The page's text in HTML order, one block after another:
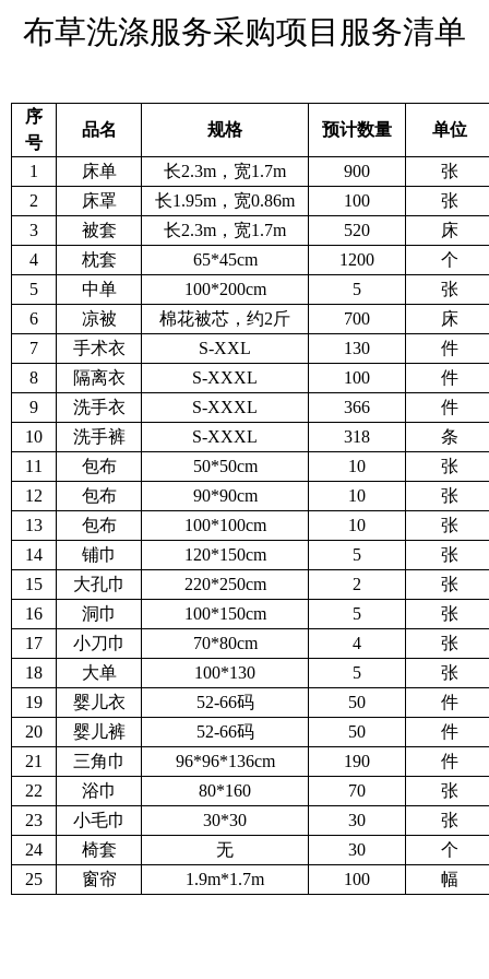
布草洗涤服务采购项目服务清单
序
号
品名 规格 预计数量 单位
1 床单 长2.3m，宽1.7m 900
张
2
床罩 长1.95m，宽0.86m 100
张
3
被套 长2.3m，宽1.7m 520
床
4
枕套 65*45cm 1200
个
5
中单 100*200cm 5
张
6
凉被 棉花被芯，约2斤 700
床
7
手术衣 S-XXL 130
件
8
隔离衣 S-XXXL 100
件
9
洗手衣 S-XXXL 366
件
10
洗手裤 S-XXXL 318
条
11
包布 50*50cm 10
张
12
包布 90*90cm 10
张
13
包布 100*100cm 10
张
14
铺巾 120*150cm 5
张
15
大孔巾 220*250cm 2
张
16
洞巾 100*150cm 5
张
17
小刀巾 70*80cm 4
张
18
大单 100*130 5
张
19
婴儿衣 52-66码 50
件
20
婴儿裤 52-66码 50
件
21
三角巾 96*96*136cm 190
件
22
浴巾 80*160 70
张
23
小毛巾 30*30 30
张
24
椅套 无 30
个
25
窗帘 1.9m*1.7m 100 幅